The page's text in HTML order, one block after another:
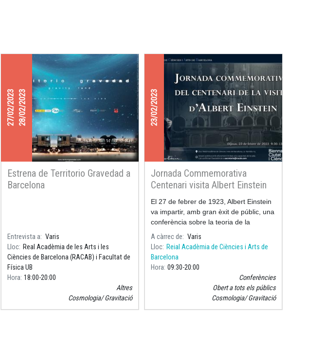
27/02/202328/02/2023
Estrena de Territorio Gravedad a
Barcelona
Entrevista a
Varis
Lloc Real Acadèmia de les Arts i les
Ciències de Barcelona (RACAB) i Facultat de
Física UB
Hora 18:00 20:00
Altres
Cosmologia Gravitació
23/02/2023
Jornada Commemorativa
Centenari visita Albert Einstein
El 27 de febrer de 1923, Albert Einstein
va impartir, amb gran èxit de públic, una
conferència sobre la teoria de la
relativitat a la Sala d’Actes de
l’Acadèmia, dins el marc d’una visita
més àmpli
A càrrec de
Varis
Lloc Reial Acadèmia de Ciències i Arts de
Barcelona
Hora 09:30 20:00
Conferències
Obert a tots els públics
Cosmologia Gravitació